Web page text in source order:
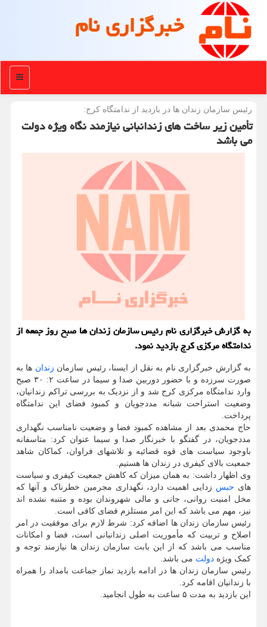
خبرگزاری نام
منو
رئیس سازمان زندان ها در بازدید از ندامتگاه كرج:
تأمین زیر ساخت های زندانبانی نیازمند نگاه ویژه دولت
می باشد
به گزارش خبرگزاری نام رئیس سازمان زندان ها صبح روز جمعه از
ندامتگاه مركزی كرج بازدید نمود.
به گزارش خبرگزاری نام به نقل از ایسنا، رئیس سازمان زندان ها به
صورت سرزده و با حضور دوربین صدا و سیما در ساعت ۲: ۳۰ صبح
وارد ندامتگاه مرکزی کرج شد و از نزدیک به بررسی تراکم زندانیان،
وضعیت استراحت شبانه مددجویان و کمبود فضای این ندامتگاه
پرداخت.
حاج محمدی بعد از مشاهده کمبود فضا و وضعیت نامناسب نگهداری
مددجویان، در گفتگو با خبرنگار صدا و سیما عنوان کرد: متاسفانه
باوجود سیاست های قوه قضائیه و تلاشهای فراوان، کماکان شاهد
جمعیت بالای کیفری در زندان ها هستیم.
وی اظهار داشت: به همان میزان که کاهش جمعیت کیفری و سیاست
های حبس زدایی اهمیت دارد، نگهداری مجرمین خطرناک و آنها که
مخل امنیت روانی، جانی و مالی شهروندان بوده و متنبه نشده اند
نیز، مهم می باشد که این امر مستلزم فضای کافی است.
رئیس سازمان زندان ها اضافه کرد: شرط لازم برای موفقیت در امر
اصلاح و تربیت که مأموریت اصلی زندانبانی است، فضا و امکانات
مناسب می باشد که از این بابت سازمان زندان ها نیازمند توجه و
کمک ویژه دولت می باشد.
رئیس سازمان زندان ها در ادامه بازدید نماز جماعت بامداد را همراه
با زندانیان اقامه کرد.
این بازدید به مدت ۵ ساعت به طول انجامید.